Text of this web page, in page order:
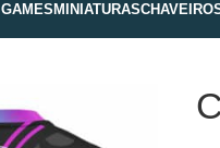
MINIATURAS